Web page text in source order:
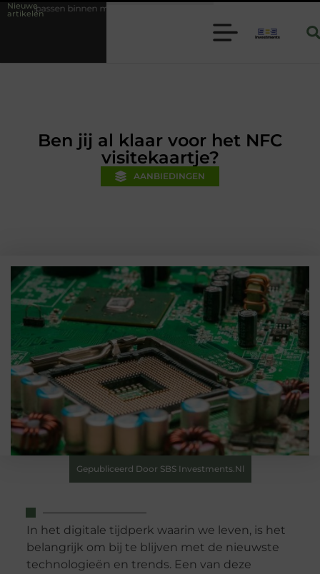
Nieuwe
artikelenfolie techniek
Ben jij al klaar voor het NFC
visitekaartje?
AANBIEDINGEN
Gepubliceerd Door SBS Investments.nl
In het digitale tijdperk waarin we leven, is het
belangrijk om bij te blijven met de nieuwste
technologieën en trends. Een van deze